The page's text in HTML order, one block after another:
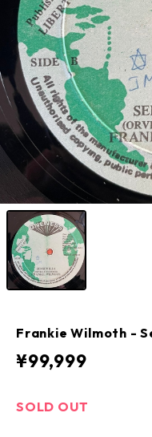
Frankie Wilmoth -
¥99,999
SOLD OUT